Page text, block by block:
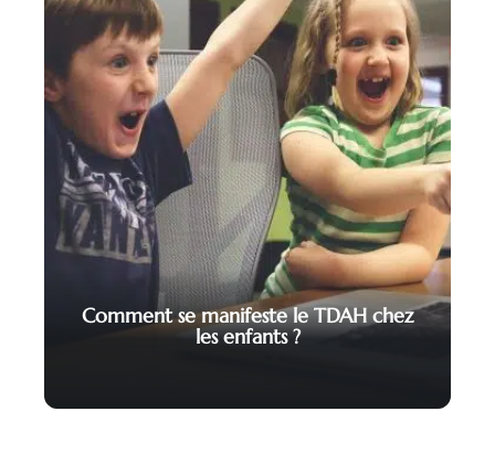
Comment se manifeste le TDAH chez
les enfants ?